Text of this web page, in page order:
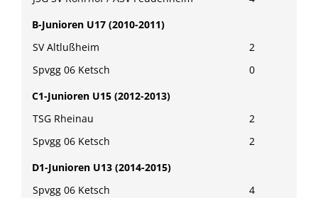
B-Junioren U17 (2010-2011)
SV Altlußheim
2
Spvgg 06 Ketsch
0
C1-Junioren U15 (2012-2013)
TSG Rheinau
2
Spvgg 06 Ketsch
2
D1-Junioren U13 (2014-2015)
Spvgg 06 Ketsch
4